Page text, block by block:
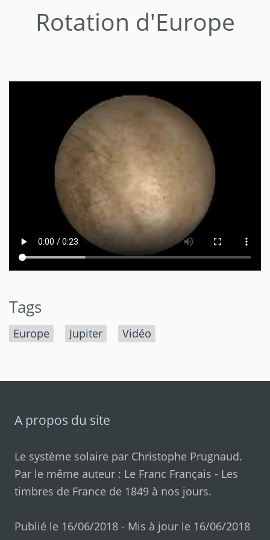
Rotation d'Europe
Tags
Europe Jupiter Vidéo
A propos du site
Le système solaire par Christophe Prugnaud.
Par le même auteur : Le Franc Français - Les
timbres de France de 1849 à nos jours.
Publié le 16/06/2018 - Mis à jour le 16/06/2018